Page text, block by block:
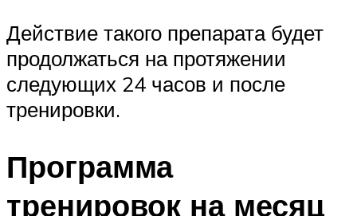
Действие такого препарата будет
продолжаться на протяжении
следующих 24 часов и после
тренировки.
Программа
тренировок на месяц